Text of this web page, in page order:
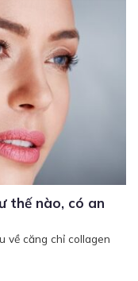
thế nào, có an
về căng chỉ collagen